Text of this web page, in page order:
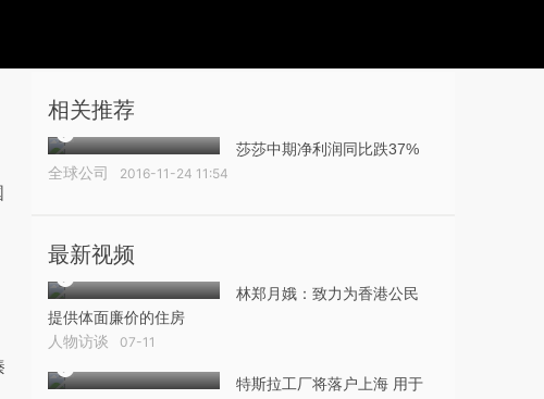
相关推荐
莎莎中期净利润同比跌37%
全球公司 2016-11-24 11:54
最新视频
林郑月娥：致力为香港公民
提供体面廉价的住房
人物访谈 07-11
特斯拉工厂将落户上海 用于